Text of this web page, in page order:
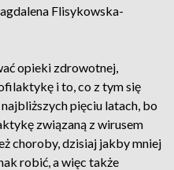
Flisykowska-
opieki zdrowotnej,
i to, co z tym się
pięciu latach, bo
związaną z wirusem
choroby, dzisiaj jakby mniej
robić, a więc także